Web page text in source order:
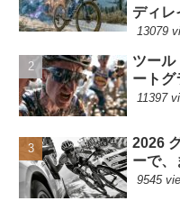
ディレ
13079
ツール
ートグ
11397
2026
ーで、
9545